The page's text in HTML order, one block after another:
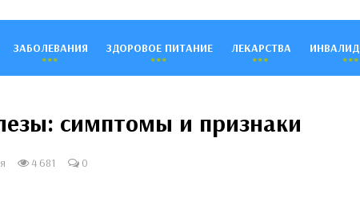
ЗАБОЛЕВАНИЯ ЗДОРОВОЕ ПИТАНИЕ ЛЕКАРСТВА
симптомы и признаки
4 681 0